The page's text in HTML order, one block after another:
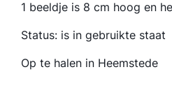
1 beeldje is 8 cm hoog en
Status: is in gebruikte staat
Op te halen in Heemstede